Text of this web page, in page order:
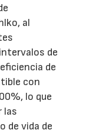
al
de
de
con
lo que
las
de vida de